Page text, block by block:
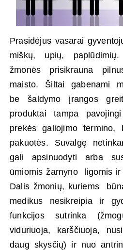
Prasidėjus vasarai
miškų, upių,
žmonės prisikrauna
maisto. Šiltai gabenami
be šaldymo įrangos
produktai tampa
prekės galiojimo termino,
pakuotės. Suvalgę
gali apsinuodyti arba
ūmiomis žarnyno ligomis
Dalis žmonių, kuriems
medikus nesikreipia ir
funkcijos sutrinka
viduriuoja, karščiuoja,
daug skysčių) ir nuo